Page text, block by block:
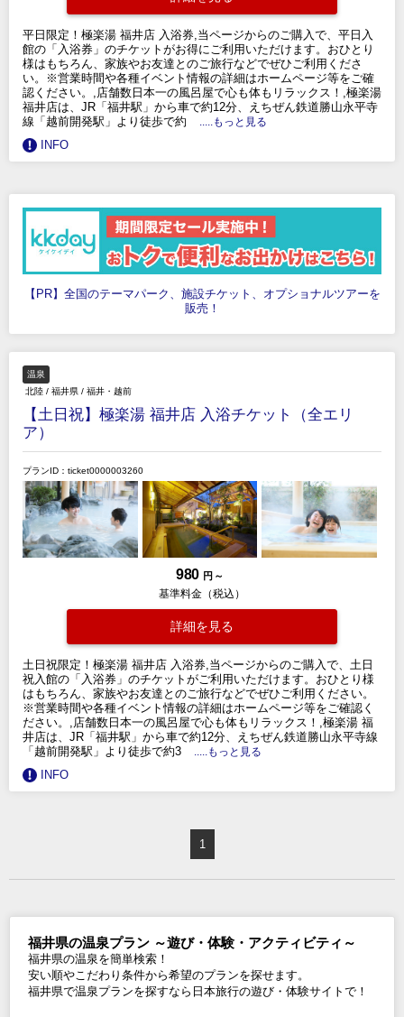
平日限定！極楽湯 福井店 入浴券,当ページからのご購入で、平日入
館の「入浴券」のチケットがお得にご利用いただけます。おひとり
様はもちろん、家族やお友達とのご旅行などでぜひご利用くださ
い。※営業時間や各種イベント情報の詳細はホームページ等をご確
認ください。,店舗数日本一の風呂屋で心も体もリラックス！,極楽湯
福井店は、JR「福井駅」から車で約12分、えちぜん鉄道勝山永平寺
線「越前開発駅」より徒歩で約
.....もっと見る
INFO
【PR】全国のテーマパーク、施設チケット、オプショナルツアーを
販売！
温泉
北陸 / 福井県 / 福井・越前
【土日祝】極楽湯 福井店 入浴チケット（全エリ
ア）
プランID：ticket0000003260
980 円 ～
基準料金（税込）
詳細を見る
土日祝限定！極楽湯 福井店 入浴券,当ページからのご購入で、土日
祝入館の「入浴券」のチケットがご利用いただけます。おひとり様
はもちろん、家族やお友達とのご旅行などでぜひご利用ください。
※営業時間や各種イベント情報の詳細はホームページ等をご確認く
ださい。,店舗数日本一の風呂屋で心も体もリラックス！,極楽湯 福
井店は、JR「福井駅」から車で約12分、えちぜん鉄道勝山永平寺線
「越前開発駅」より徒歩で約3
.....もっと見る
INFO
1
福井県の温泉プラン ～遊び・体験・アクティビティ～
福井県の温泉を簡単検索！
安い順やこだわり条件から希望のプランを探せます。
福井県で温泉プランを探すなら日本旅行の遊び・体験サイトで！